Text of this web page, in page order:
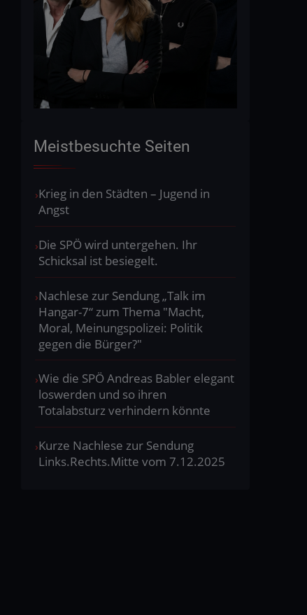
Meistbesuchte Seiten
Krieg in den Städten – Jugend in
Angst
Die SPÖ wird untergehen. Ihr
Schicksal ist besiegelt.
Nachlese zur Sendung „Talk im
Hangar-7“ zum Thema "Macht,
Moral, Meinungspolizei: Politik
gegen die Bürger?"
Wie die SPÖ Andreas Babler elegant
loswerden und so ihren
Totalabsturz verhindern könnte
Kurze Nachlese zur Sendung
Links.Rechts.Mitte vom 7.12.2025